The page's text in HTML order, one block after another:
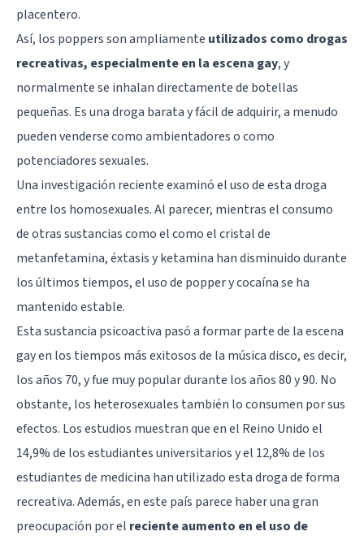
placentero.
Así, los poppers son ampliamente utilizados como drogas
recreativas, especialmente en la escena gay, y
normalmente se inhalan directamente de botellas
pequeñas. Es una droga barata y fácil de adquirir, a menudo
pueden venderse como ambientadores o como
potenciadores sexuales.
Una investigación reciente examinó el uso de esta droga
entre los homosexuales. Al parecer, mientras el consumo
de otras sustancias como el como el cristal de
metanfetamina, éxtasis y ketamina han disminuido durante
los últimos tiempos, el uso de popper ycocaínase ha
mantenido estable.
Esta sustancia psicoactiva pasó a formar parte de la escena
gay en los tiempos más exitosos de la música disco, es decir,
los años 70, y fue muy popular durante los años 80 y 90. No
obstante, los heterosexuales también lo consumen por sus
efectos. Los estudios muestran que en el Reino Unido el
14,9% de los estudiantes universitarios y el 12,8% de los
estudiantes de medicina han utilizado esta droga de forma
recreativa. Además, en este país parece haber una gran
preocupación por el reciente aumento en el uso de